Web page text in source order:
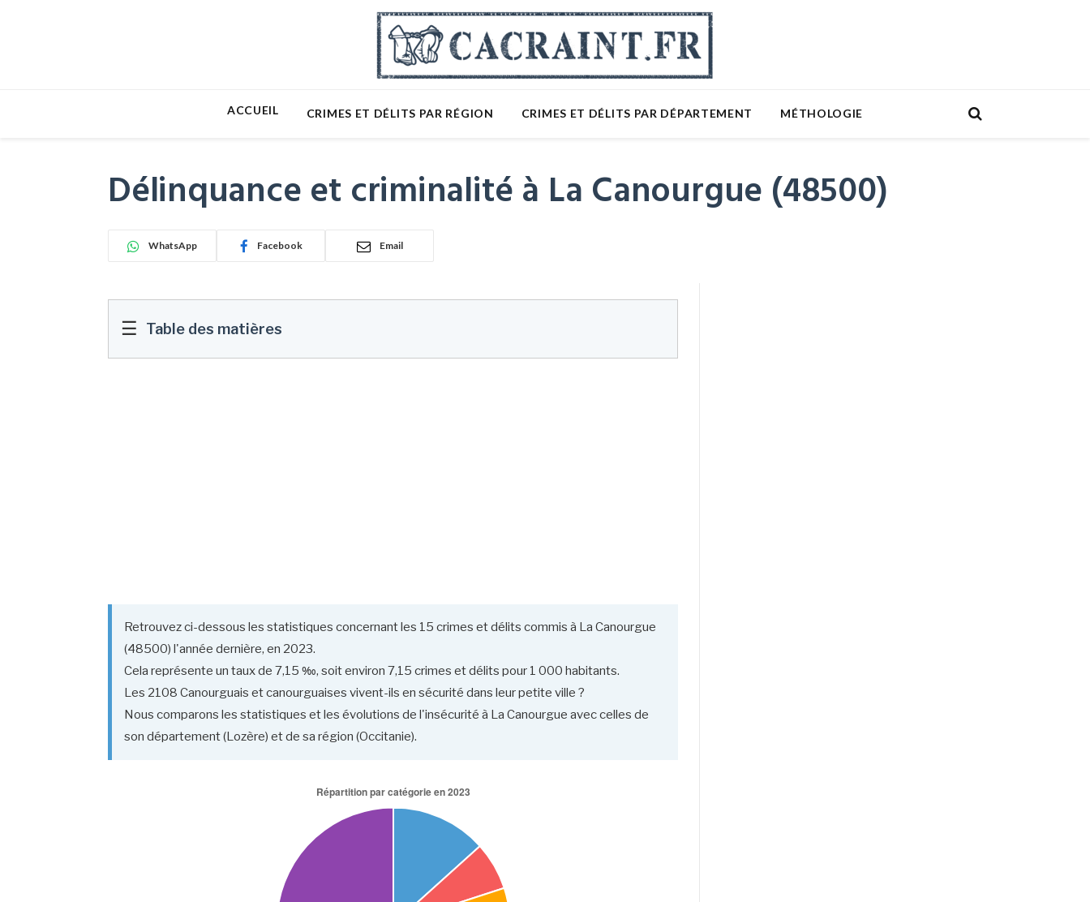
ACCUEIL CRIMES ET DÉLITS PAR RÉGION CRIMES ET DÉLITS PAR DÉPARTEMENT MÉTHOLOGIE
Délinquance et criminalité à La Canourgue (48500)
WhatsApp Facebook Email
☰ Table des matières
Retrouvez ci-dessous les statistiques concernant les 15 crimes et délits commis à La Canourgue
(48500) l'année dernière, en 2023.
Cela représente un taux de 7,15 ‰, soit environ 7,15 crimes et délits pour 1 000 habitants.
Les 2108 Canourguais et canourguaises vivent-ils en sécurité dans leur petite ville ?
Nous comparons les statistiques et les évolutions de l'insécurité à La Canourgue avec celles de
son département (Lozère) et de sa région (Occitanie).